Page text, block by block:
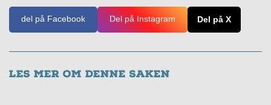
del på Facebook Del på Instagram Del på X
Les mer om denne saken